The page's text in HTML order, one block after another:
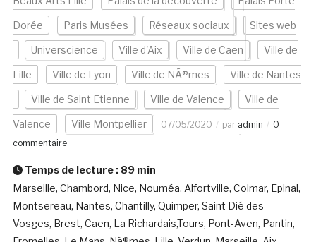
Dorée Paris Musées Réseaux sociaux Sites web
Universcience Ville d'Aix Ville de Caen Ville de
Lille Ville de Lyon Ville de NÃ®mes Ville de Nantes
Ville de Saint Etienne Ville de Valence Ville de
Valence Ville Montpellier 07/05/2020 par admin
0
commentaire
Temps de lecture : 89 min
Marseille, Chambord, Nice, Nouméa, Alfortville, Colmar, Epinal,
Montsereau, Nantes, Chantilly, Quimper, Saint Dié des
Vosges, Brest, Caen, La Richardais,Tours, Pont-Aven, Pantin,